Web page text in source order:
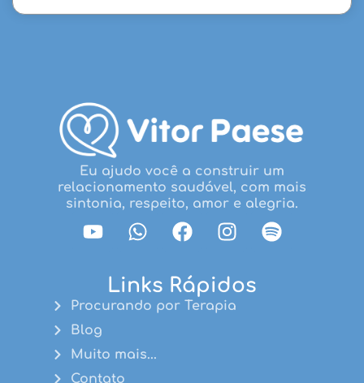
Eu ajudo você a construir um
relacionamento saudável, com mais
sintonia, respeito, amor e alegria.
Links Rápidos
Procurando por Terapia
Blog
Muito mais...
Contato